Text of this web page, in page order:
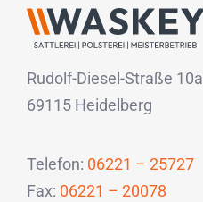
Rudolf-Diesel-Straße 10a
69115 Heidelberg
Telefon: 06221 – 25727
Fax: 06221 – 20078